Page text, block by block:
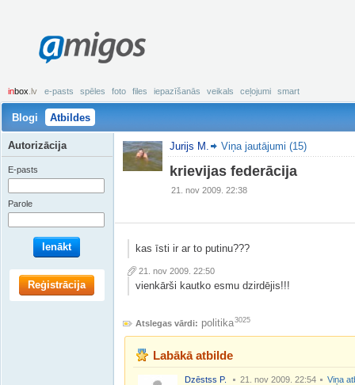
amigos
inbox .lv e-pasts spēles foto files iepazīšanās veikals ceļojumi smart
Blogi Atbildes
Jurijs M. Viņa jautājumi (15)
krievijas federācija
21. nov 2009. 22:38
kas īsti ir ar to putinu???
21. nov 2009. 22:50
vienkārši kautko esmu dzirdējis!!!
Atslegas vārdi: politika3025
Labākā atbilde
Dzēstss P. 21. nov 2009. 22:54 Viņa
Autorizācija
E-pasts
Parole
Ienākt
Reģistrācija